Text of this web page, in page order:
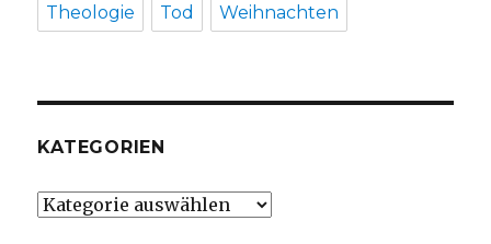
Theologie Tod Weihnachten
KATEGORIEN
Kategorien